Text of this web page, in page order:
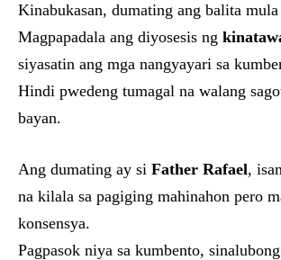
Kinabukasan, dumating ang balita mula
Magpapadala ang diyosesis ng
siyasatin ang mga nangyayari sa
Hindi pwedeng tumagal na walang
bayan.
Ang dumating ay si Father Rafael,
na kilala sa pagiging mahinahon pero
konsensya.
Pagpasok niya sa kumbento,